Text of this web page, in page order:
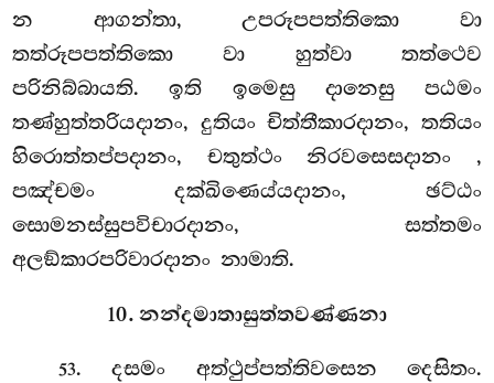
න ආගන්තා, උපරූපපත්තිකො වා
තත්රූපපත්තිකො වා හුත්වා තත්ථෙව
පරිනිබ්බායති. ඉති ඉමෙසු දානෙසු පඨමං
තණ්හුත්තරියදානං, දුතියං චිත්තීකාරදානං, තතියං
හිරොත්තප්පදානං, චතුත්ථං නිරවසෙසදානං ,
පඤ්චමං දක්ඛිණෙය්යදානං, ඡට්ඨං
සොමනස්සුපවිචාරදානං, සත්තමං
අලඞ්කාරපරිවාරදානං නාමාති.
10. නන්දමාතාසුත්තවණ්ණනා
53. දසමං අත්ථුප්පත්තිවසෙන දෙසිතං.